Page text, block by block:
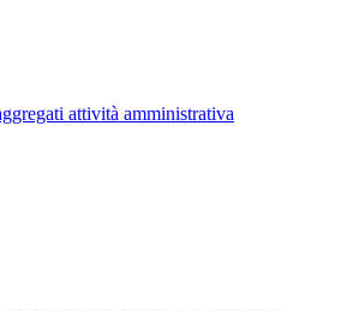
attività amministrativa